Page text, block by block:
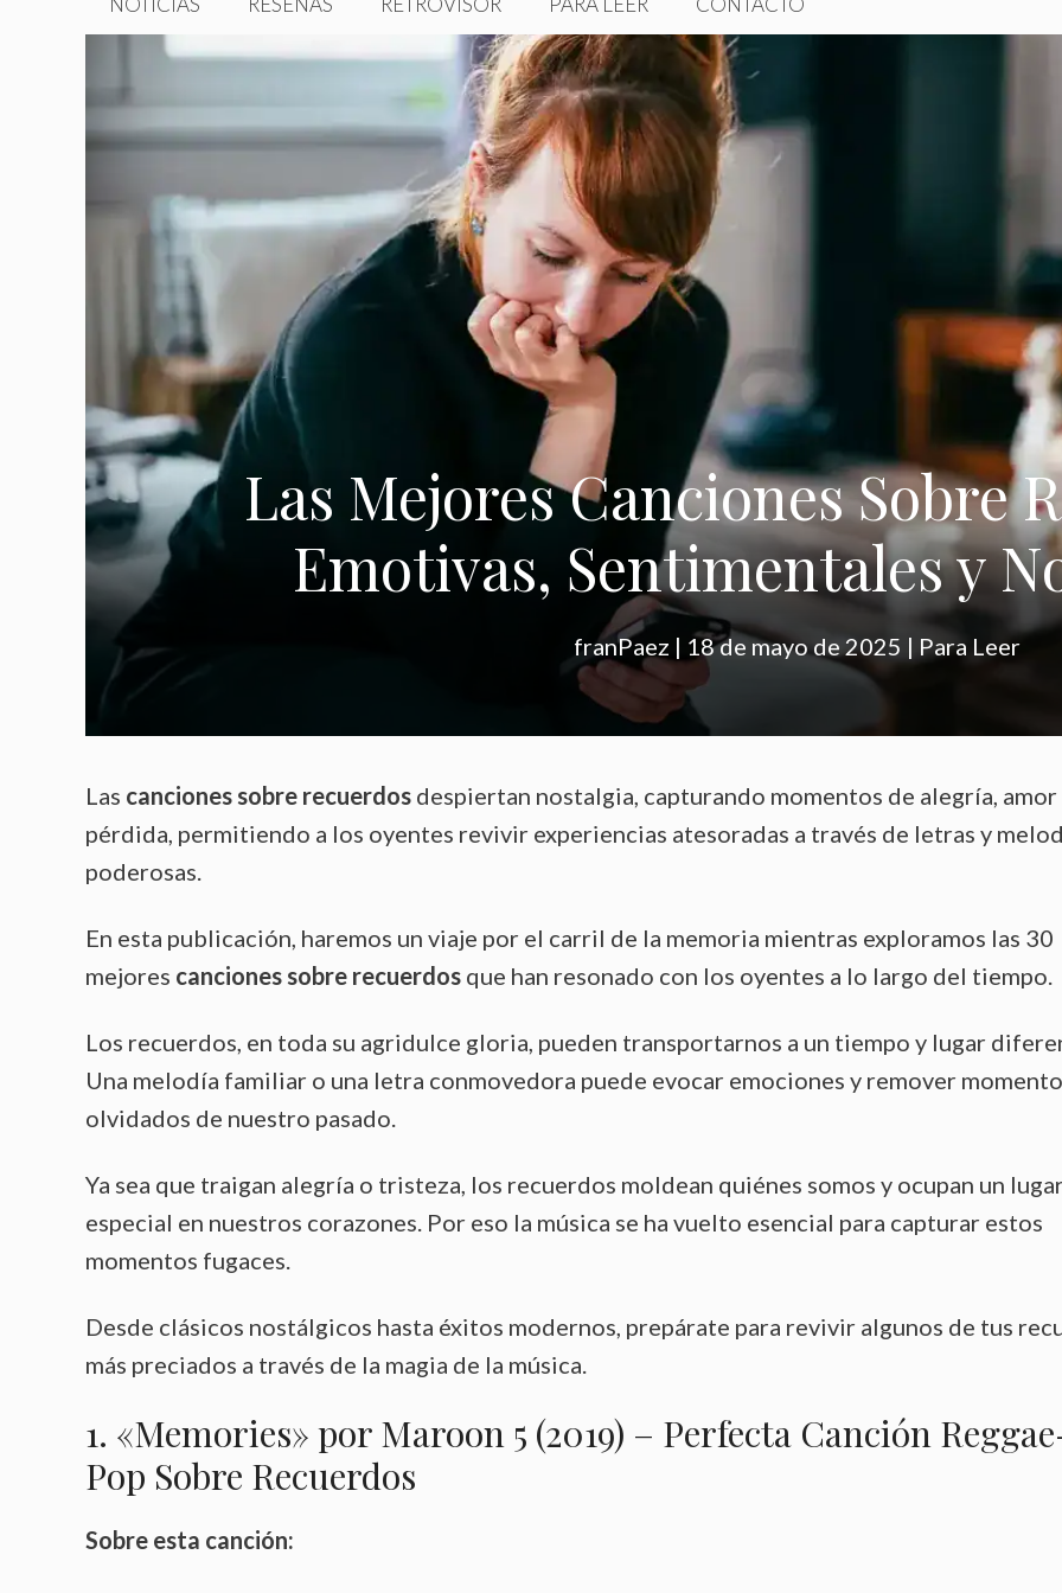
Las Mejores Canciones Sobre
Emotivas, Sentimentales y
franPaez | 18 de mayo de 2025 | Para Leer
Las canciones sobre recuerdos despiertan nostalgia, capturando momentos de alegría, amor
pérdida, permitiendo a los oyentes revivir experiencias atesoradas a través de letras y
poderosas.
En esta publicación, haremos un viaje por el carril de la memoria mientras exploramos las 30
mejores canciones sobre recuerdos que han resonado con los oyentes a lo largo del tiempo.
Los recuerdos, en toda su agridulce gloria, pueden transportarnos a un tiempo y lugar
Una melodía familiar o una letra conmovedora puede evocar emociones y remover
olvidados de nuestro pasado.
Ya sea que traigan alegría o tristeza, los recuerdos moldean quiénes somos y ocupan un
especial en nuestros corazones. Por eso la música se ha vuelto esencial para capturar estos
momentos fugaces.
Desde clásicos nostálgicos hasta éxitos modernos, prepárate para revivir algunos de tus
más preciados a través de la magia de la música.
1. «Memories» por Maroon 5 (2019) – Perfecta Canción
Pop Sobre Recuerdos
Sobre esta canción: